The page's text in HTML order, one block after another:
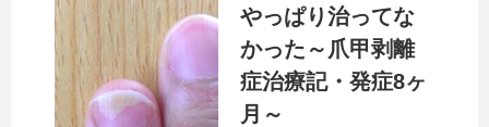
やっぱり治ってな
かった～爪甲剥離
症治療記・発症8ヶ
月～